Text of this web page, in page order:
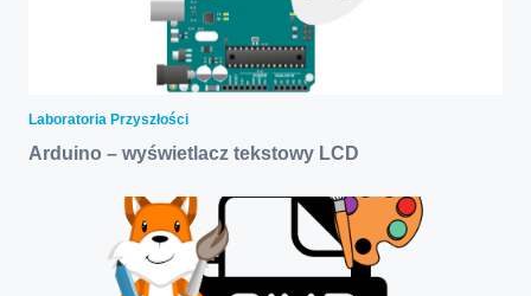
Laboratoria Przyszłości
Arduino – wyświetlacz tekstowy LCD